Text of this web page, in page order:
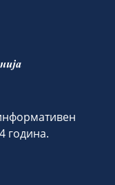
година.